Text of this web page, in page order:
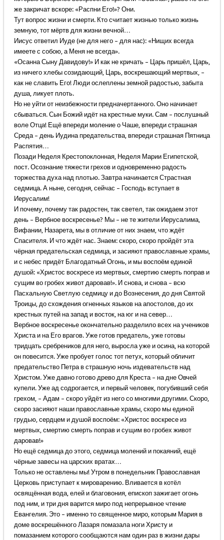
же закричат вскоре: «Распни Его!»? Они.
Тут вопрос жизни и смерти. Кто считает жизнью только жизнь
земную, тот мёртв для жизни вечной…
Иисус ответил Иуде (не для него – для нас): «Нищих всегда
имеете с собою, а Меня не всегда».
«Осанна Сыну Давидову!» И как не кричать – Царь пришёл, Царь,
из ничего хлебы созидающий, Царь, воскрешающий мертвых, –
как не славить Его! Люди ослеплены земной радостью, забыта
душа, ликует плоть.
Но не уйти от неизбежности предначертанного. Оно начинает
сбываться. Сын Божий идёт на крестные муки. Сам – послушный
воле Отца! Ещё впереди моление о Чаше, впереди страшная
Среда – день Иудина предательства, впереди страшная Пятница
Распятия…
Позади Неделя Крестопоклонная, Неделя Марии Египетской,
пост. Осознание тяжести грехов и одновременно радость
торжества духа над плотью. Завтра начинается Страстная
седмица. А ныне, сегодня, сейчас – Господь вступает в
Иерусалим!
И почему, почему так радостен, так светел, так ожидаем этот
день – Вербное воскресенье? Мы – не те жители Иерусалима,
Вифании, Назарета, мы в отличие от них знаем, что ждёт
Спасителя. И что ждёт нас. Знаем: скоро, скоро пройдёт эта
чёрная предательская седмица, и засияют православные храмы,
и с небес придёт Благодатный Огонь, и мы воспоём единой
душой: «Христос воскресе из мертвых, смертию смерть поправ и
сущим во гробех живот даровав!». И снова, и снова – всю
Пасхальную Светлую седмицу и до Вознесения, до дня Святой
Троицы, до схождения огненных языков на апостолов, до их
крестных путей на запад и восток, на юг и на север…
Вербное воскресенье окончательно разделило всех на учеников
Христа и на Его врагов. Уже готов предатель, уже готовы
тридцать сребреников для него, выросла уже и осина, на которой
он повесится. Уже пробует голос тот петух, который обличит
предательство Петра в страшную ночь издевательств над
Христом. Уже давно готово древо для Креста – на дне Овчей
купели. Уже ад содрогается, и первый человек, погубивший себя
грехом, – Адам – скоро уйдёт из него со многими другими. Скоро,
скоро засияют наши православные храмы, скоро мы единой
грудью, сердцем и душой воспоём: «Христос воскресе из
мертвых, смертию смерть поправ и сущим во гробех живот
даровав!»
Но ещё седмица до этого, седмица молений и покаяний, ещё
чёрные завесы на царских вратах…
Только не оставлены мы! Утром в понедельник Православная
Церковь приступает к мироварению. Вливается в котёл
освящённая вода, елей и благовония, епископ зажигает огонь
под ним, и три дня варится миро под непрерывное чтение
Евангелия. Это – именно то священное миро, которым Мария в
доме воскрешённого Лазаря помазала ноги Христу и
помазанием которого сообщаются нам один раз в жизни дары